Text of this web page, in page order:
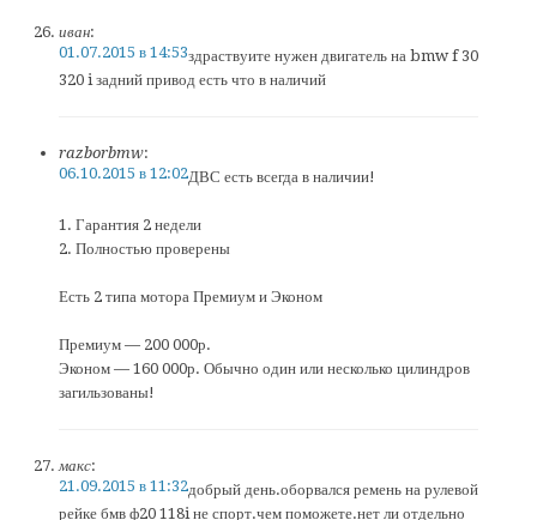
иван:
01.07.2015 в 14:53здраствуите нужен двигатель на bmw f 30
320 i задний привод есть что в наличий
razborbmw:
06.10.2015 в 12:02ДВС есть всегда в наличии!
1. Гарантия 2 недели
2. Полностью проверены
Есть 2 типа мотора Премиум и Эконом
Премиум — 200 000р.
Эконом — 160 000р. Обычно один или несколько цилиндров
загильзованы!
макс:
21.09.2015 в 11:32добрый день.оборвался ремень на рулевой
рейке бмв ф20 118i не спорт.чем поможете.нет ли отдельно